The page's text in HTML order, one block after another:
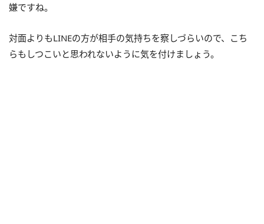
嫌ですね。
対面よりもLINEの方が相手の気持ちを察しづらいので、こち
らもしつこいと思われないように気を付けましょう。